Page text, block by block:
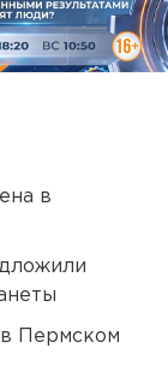
в
Пермском